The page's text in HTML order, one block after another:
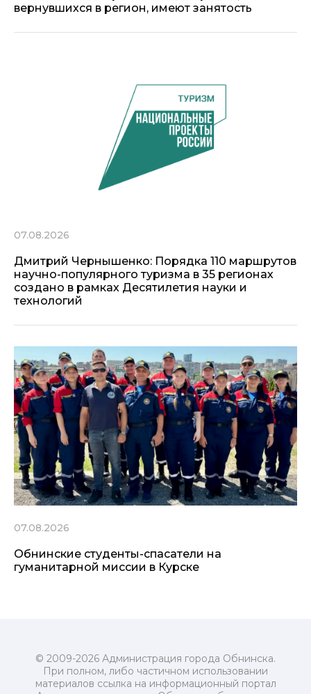
вернувшихся в регион, имеют занятость
07.08.2026
Дмитрий Чернышенко: Порядка 110 маршрутов
научно-популярного туризма в 35 регионах
создано в рамках Десятилетия науки и
технологий
07.08.2026
Обнинские студенты-спасатели на
гуманитарной миссии в Курске
© 2009-2026 Администрация города Обнинска.
При полном, либо частичном использовании
материалов ссылка на информационный портал